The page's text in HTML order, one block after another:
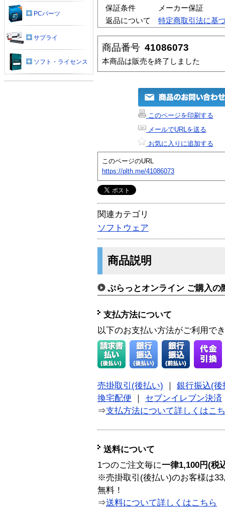
保証条件
メーカー保証
返品について
特定商取引法に基
商品番号 41086073
本商品は販売を終了しました
このページを印刷する
メールでURLを送る
お気に入りに追加する
このページのURL
https://plth.me/41086073
関連カテゴリ
ソフトウェア
商品説明
ぷらっとオンライン ご購入の
支払方法について
以下のお支払い方法がご利用で
売掛取引(後払い)
銀行振込(後
換宅配便
セブンイレブン決済
⇒支払方法について詳しくはこ
送料について
1つのご注文毎に一律1,100円(税
※売掛取引(後払い)のお客様は
無料！
⇒送料について詳しくはこちら
PCパーツ
サプライ
ソフト・ライセンス